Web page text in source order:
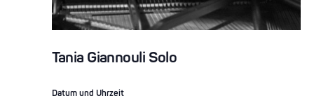
Tania Giannouli Solo
Datum und Uhrzeit